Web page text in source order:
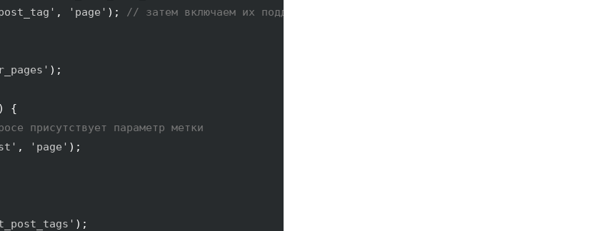
, 'page' ) ; // затем включаем их поддержку страницами wp
) ;
)
{
присутствует параметр метки
, 'page' ) ;
) ;